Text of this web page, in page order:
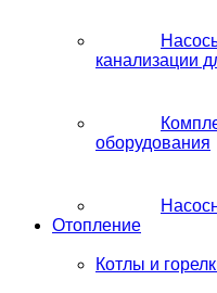
канализации
оборудования
Отопление
Котлы и